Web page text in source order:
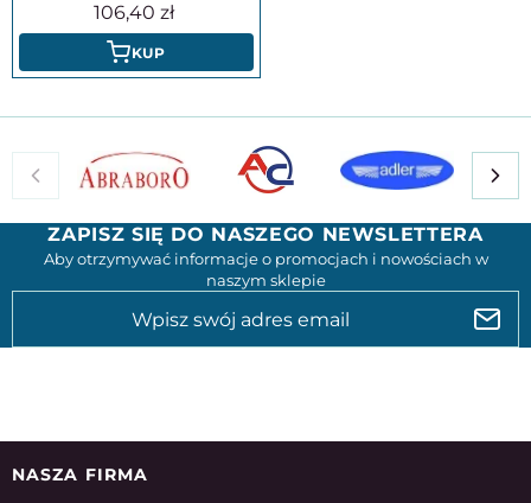
106,40
KUP
ZAPISZ SIĘ DO NASZEGO NEWSLETTERA
Aby otrzymywać informacje o promocjach i nowościach w
naszym sklepie
NASZA FIRMA